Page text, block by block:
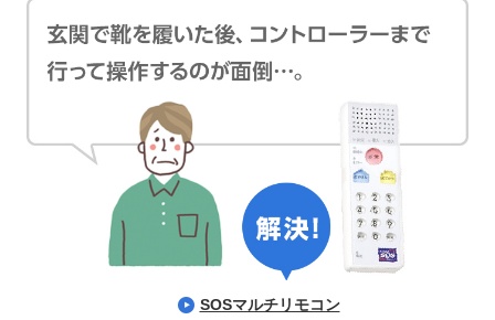
SOSマルチリモコン